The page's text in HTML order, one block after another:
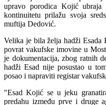
upravo porodica Kojić
kontinuitetu prilažu svoja
muftija Dedović.
Velika je bila želja hadži
povrat vakufske imovine u
je dokumentacija, zbog ratnih
hadži Esad nije posustao u
posao i napraviti registar
"Esad Kojić se u jeku
predahu između prve i druge